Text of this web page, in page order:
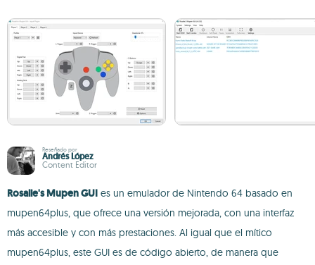
Reseñado por
Andrés López
Content Editor
Rosalie's Mupen GUI es un emulador de Nintendo 64 basado en
mupen64plus, que ofrece una versión mejorada, con una interfaz
más accesible y con más prestaciones. Al igual que el mítico
mupen64plus, este GUI es de código abierto, de manera que